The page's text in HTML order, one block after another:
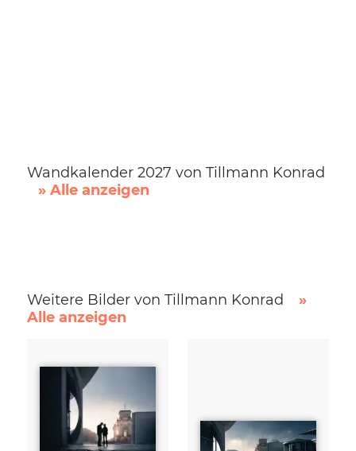
Wandkalender 2027 von Tillmann Konrad
» Alle anzeigen
Weitere Bilder von Tillmann Konrad
»
Alle anzeigen